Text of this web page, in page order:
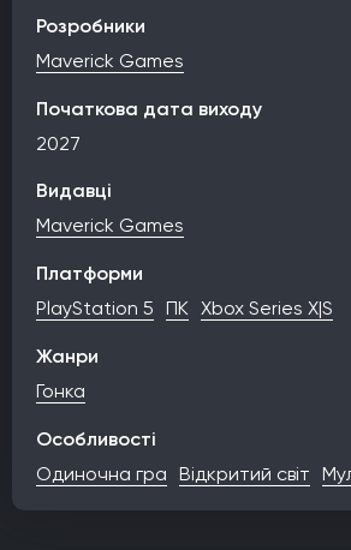
Розробники
Maverick Games
Початкова дата виходу
2027
Видавці
Maverick Games
Платформи
PlayStation 5 ПК Xbox Series X|S
Жанри
Гонка
Особливості
Одиночна гра Відкритий світ